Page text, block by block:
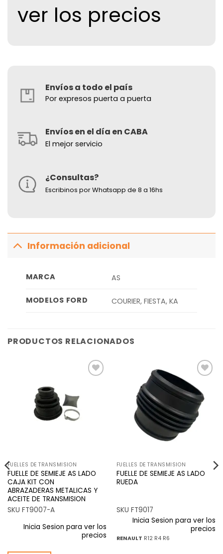
ver los precios
Envíos a todo el país
Por expresos puerta a puerta
Envíos en el día en CABA
El mejor servicio
¿Consultas?
Escribinos por Whatsapp de 8 a 16hs
Información adicional
MARCA AS
MODELOS FORD COURIER, FIESTA, KA
PRODUCTOS RELACIONADOS
FUELLES DE TRANSMISION
FUELLE DE SEMIEJE AS LADO
CAJA KIT CON
ABRAZADERAS METALICAS Y
ACEITE DE TRANSMISION
SKU FT9007-A
Inicia Sesion para ver los
precios
Añadir
a la
lista de
deseos
FUELLES DE TRANSMISION
FUELLE DE SEMIEJE AS LADO
RUEDA
SKU FT9017
Inicia Sesion para ver los
precios
RENAULT R12 R4 R6